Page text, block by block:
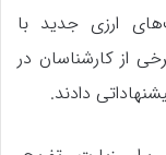
ارزی جدید با
از کارشناسان در
دادند.